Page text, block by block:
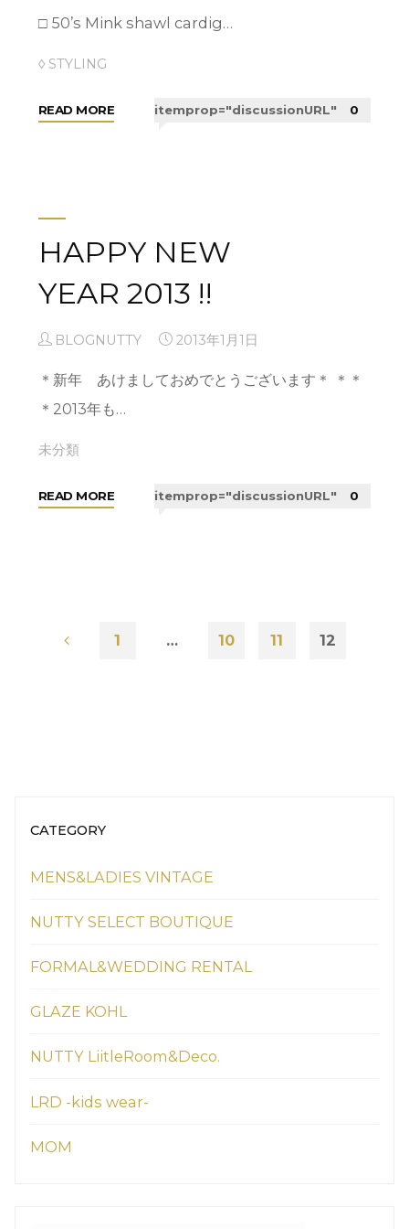
□ 50’s Mink shawl cardig…
◊ STYLING
READ MORE"Foliageitemprop="discussionURL" 0
HAPPY NEW
YEAR 2013 !!
BLOGNUTTY 2013年1月1日
＊新年 あけましておめでとうございます＊ ＊＊
＊2013年も…
未分類
READ MORE"HAPPYitemprop="discussionURL" 0
1 … 10 11 12
CATEGORY
MENS&LADIES VINTAGE
NUTTY SELECT BOUTIQUE
FORMAL&WEDDING RENTAL
GLAZE KOHL
NUTTY LiitleRoom&Deco.
LRD -kids wear-
MOM